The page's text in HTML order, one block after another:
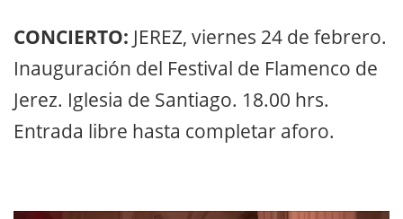
CONCIERTO: JEREZ, viernes 24 de febrero.
Inauguración del Festival de Flamenco de
Jerez. Iglesia de Santiago. 18.00 hrs.
Entrada libre hasta completar aforo.